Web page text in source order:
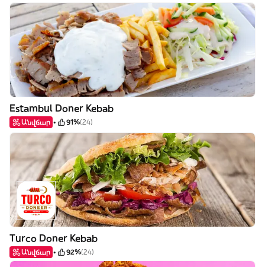
Estambul Doner Kebab
Անվճար 91%(24)
Turco Doner Kebab
Անվճար 92%(24)